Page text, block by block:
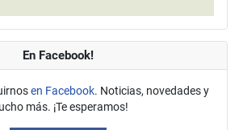
En Facebook!
en Facebook. Noticias, novedades y
más. ¡Te esperamos!